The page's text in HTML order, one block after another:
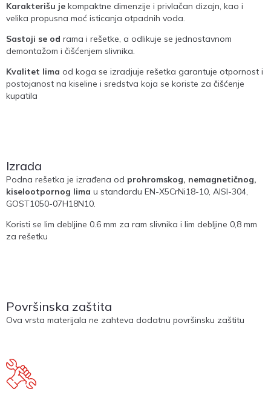
Karakterišu je kompaktne dimenzije i privlačan dizajn, kao i
velika propusna moć isticanja otpadnih voda.
Sastoji se od rama i rešetke, a odlikuje se jednostavnom
demontažom i čišćenjem slivnika.
Kvalitet lima od koga se izradjuje rešetka garantuje otpornost i
postojanost na kiseline i sredstva koja se koriste za čišćenje
kupatila
Izrada
Podna rešetka je izrađena od prohromskog, nemagnetičnog,
kiselootpornog lima u standardu EN-X5CrNi18-10, AISI-304,
GOST1050-07H18N10.
Koristi se lim debljine 0.6 mm za ram slivnika i lim debljine 0,8 mm
za rešetku
Površinska zaštita
Ova vrsta materijala ne zahteva dodatnu površinsku zaštitu